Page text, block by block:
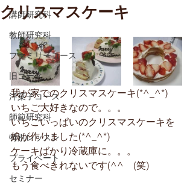
講師研究科
教師研究科
ファミリーコース
旧コース
洋菓子コース
師範研究科
特別レッスン
プライベート
セミナー
クリスマスケーキ
我が家でのクリスマスケーキ(*^_^*)
いちご大好きなので。。。
いちごいっぱいのクリスマスケーキを
娘が作りました(*^_^*)
ケーキばかり冷蔵庫に。。。
もう食べきれないです(^^ゞ(笑)